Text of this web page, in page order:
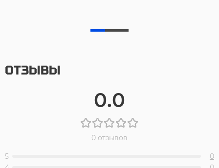
ОТЗЫВЫ
0.0
0 отзывов
5
0